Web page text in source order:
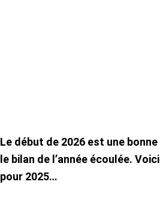
Le début de 2026 est une
le bilan de l’année écoulée.
pour 2025…